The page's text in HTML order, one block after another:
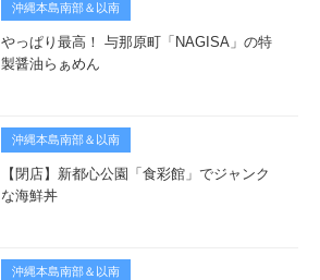
沖縄本島南部＆以南
やっぱり最高！ 与那原町「NAGISA」の特
製醤油らぁめん
沖縄本島南部＆以南
【閉店】新都心公園「食彩館」でジャンク
な海鮮丼
沖縄本島南部＆以南